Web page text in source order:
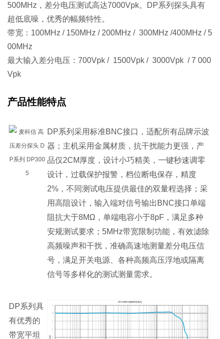
500MHz，差分电压测试高达7000Vpk。DP系列探头具有
超低底噪，优秀的幅频特性。
带宽：100MHz / 150MHz / 200MHz / 300MHz /400MHz / 5
00MHz
最大输入差分电压：700Vpk / 1500Vpk / 3000Vpk / 7 000
Vpk
产品性能特点
DP系列采用标准BNC接口，适配所有品牌示波
器；主机采用金属材质，抗干扰能力更强，产
品仅2CM厚度，设计小巧精美，一键秒速调零
设计，过载保护报警，档位断电保存，精度
2%，不同测试电压提供最佳的双量程选择；采
用高阻设计，输入端对信号输出BNC接口单端
阻抗大于8MΩ，单端电容小于8pF，满足多种
安规测试要求；5MHz带宽限制功能，有效滤除
高频噪声和干扰，准确高速地测量差分电压信
号，满足开关电源、各种高频高压浮地或隔离
信号等多样化的测试测量需求。
DP系列具
有优秀的
带宽平坦